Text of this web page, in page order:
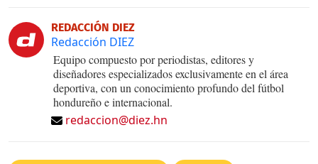
REDACCIÓN DIEZ
Redacción DIEZ
Equipo compuesto por periodistas, editores y
diseñadores especializados exclusivamente en el área
deportiva, con un conocimiento profundo del fútbol
hondureño e internacional.
redaccion@diez.hn